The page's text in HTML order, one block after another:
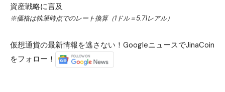
資産戦略に言及
※価格は執筆時点でのレート換算（1ドル＝5.71レアル）
仮想通貨の最新情報を逃さない！GoogleニュースでJinaCoin
をフォロー！